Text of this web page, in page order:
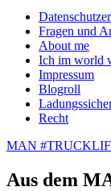
Facebook
anzeigen
Twitter
anzeigen
auf
Instagram
anzeigen
Main
menu
Skip
content
Fragen und
About me
Ich im world
Impressum
Blogroll
Recht
MAN
Aus dem